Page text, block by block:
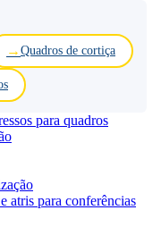
Quadros de cortiça
para quadros
atris para conferências